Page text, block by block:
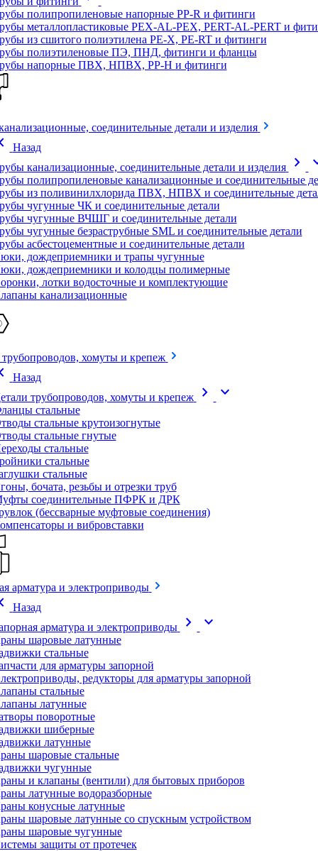
полипропиленовые напорные PP-R и фитинги
металлопластиковые PEX-AL-PEX, PERT-AL-PERT и
из сшитого полиэтилена PE-X, PE-RT и фитинги
полиэтиленовые ПЭ, ПНД, фитинги и фланцы
напорные ПВХ, НПВХ, PP-H и фитинги
соединительные детали и изделия
Назад
канализационные, соединительные детали и изделия
chevron_right
полипропиленовые канализационные и соединительные
из поливинилхлорида ПВХ, НПВХ и соединительные
чугунные ЧК и соединительные детали
чугунные ВЧШГ и соединительные детали
чугунные безраструбные SML и соединительные детали
асбестоцементные и соединительные детали
дождеприемники и трапы чугунные
дождеприемники и колодцы полимерные
лотки водосточные и комплектующие
канализационные
трубопроводов, хомуты и крепеж
Назад
трубопроводов, хомуты и крепеж
chevron_right expand_more
стальные
стальные крутоизогнутые
стальные гнутые
стальные
стальные
стальные
бочата, резьбы и отрезки труб
соединительные ПФРК и ДРК
(бессварные муфтовые соединения)
и вибровставки
арматура и электроприводы
Назад
арматура и электроприводы
chevron_right expand_more
шаровые латунные
стальные
для арматуры запорной
редукторы для арматуры запорной
стальные
латунные
поворотные
шиберные
латунные
шаровые стальные
чугунные
и клапаны (вентили) для бытовых приборов
латунные водоразборные
конусные латунные
шаровые латунные со спускным устройством
шаровые чугунные
защиты от протечек